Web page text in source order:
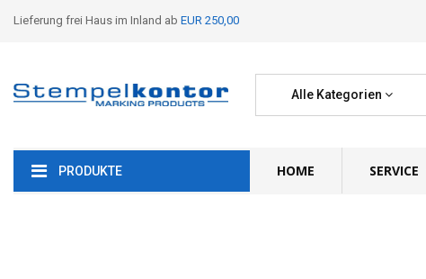
Lieferung frei Haus im Inland ab EUR 250,00
Alle Kategorien
PRODUKTE HOME SERVICE